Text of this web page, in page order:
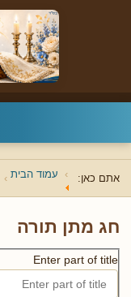
אתם כאן: עמוד הבית
חג מתן תורה
Enter part of title